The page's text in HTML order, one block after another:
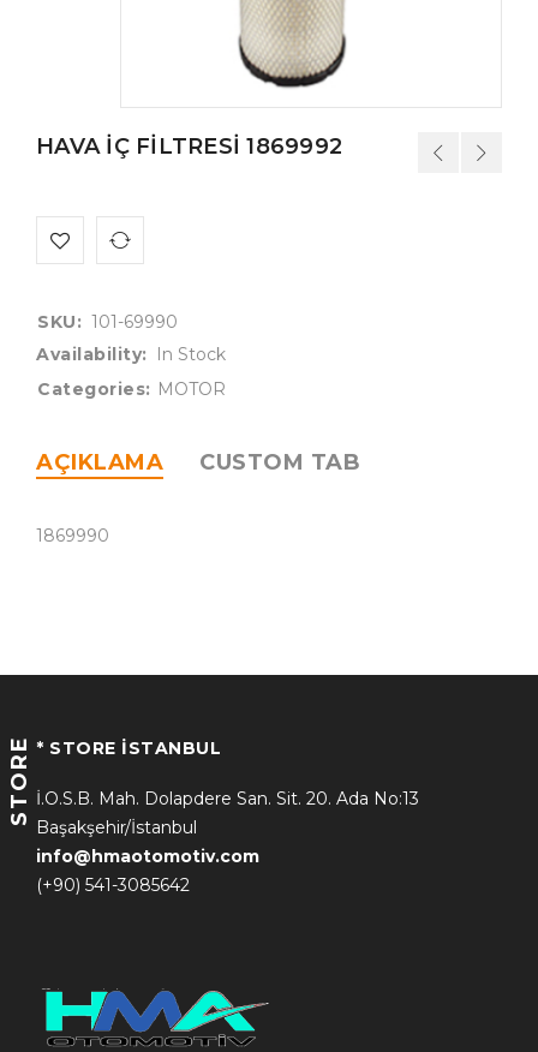
HAVA İÇ FİLTRESİ 1869992
SKU: 101-69990
Availability:
In Stock
Categories: MOTOR
AÇIKLAMA CUSTOM TAB
1869990
STORE * STORE İSTANBUL
İ.O.S.B. Mah. Dolapdere San. Sit. 20. Ada No:13
Başakşehir/İstanbul
info@hmaotomotiv.com
(+90) 541-3085642